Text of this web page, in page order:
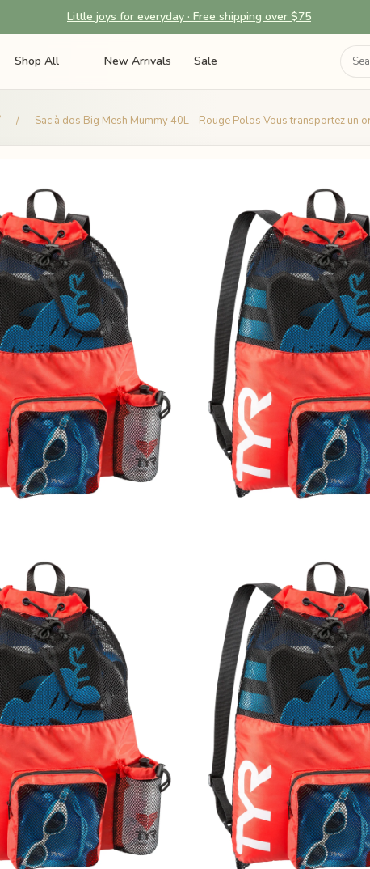
Little joys for everyday · Free shipping over $75
Shop All New Arrivals Sale
/ Sac à dos Big Mesh Mummy 40L - Rouge Polos Vous transportez un